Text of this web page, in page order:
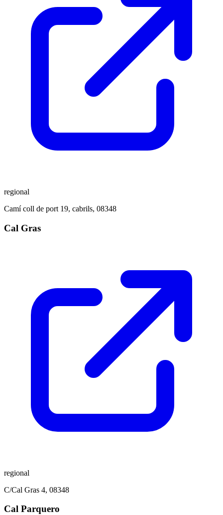
regional
Camí coll de port 19, cabrils, 08348
Cal Gras
regional
C/Cal Gras 4, 08348
Cal Parquero